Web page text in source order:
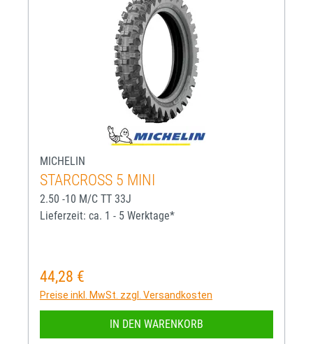
MICHELIN
STARCROSS 5 MINI
2.50 -10 M/C TT 33J
Lieferzeit: ca. 1 - 5 Werktage*
Regulärer Preis:
44,28 €
Preise inkl. MwSt. zzgl. Versandkosten
IN DEN WARENKORB